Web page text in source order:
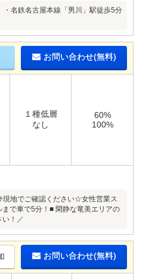
・名鉄名古屋本線「男川」駅徒歩5分
お問い合わせ(無料)
１種低層
なし
60%
100%
現地でご確認ください☆女性営業ス
で車で5分！■ 閑静な竜美エリアの
！／
お問い合わせ(無料)